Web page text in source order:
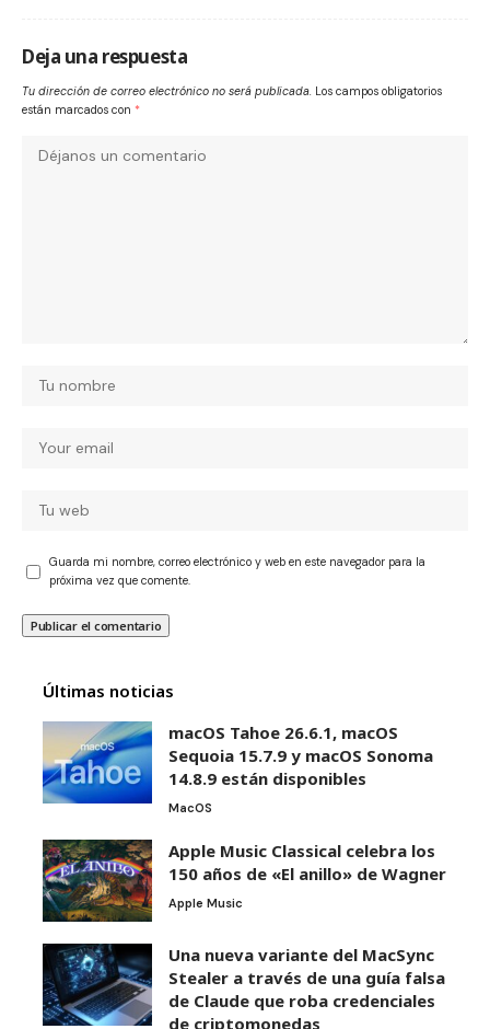
Deja una respuesta
Tu dirección de correo electrónico no será publicada. Los campos obligatorios
están marcados con *
Guarda mi nombre, correo electrónico y web en este navegador para la
próxima vez que comente.
Últimas noticias
macOS Tahoe 26.6.1, macOS
Sequoia 15.7.9 y macOS Sonoma
14.8.9 están disponibles
MacOS
Apple Music Classical celebra los
150 años de «El anillo» de Wagner
Apple Music
Una nueva variante del MacSync
Stealer a través de una guía falsa
de Claude que roba credenciales
de criptomonedas